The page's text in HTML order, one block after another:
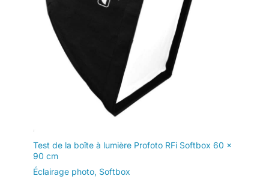
Test de la boîte à lumière Profoto RFi Softbox 60 x
90 cm
Éclairage photo, Softbox